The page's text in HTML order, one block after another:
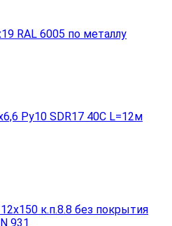
RAL 6005 по металлу
Ру10 SDR17 40C L=12м
к.п.8.8 без покрытия
931